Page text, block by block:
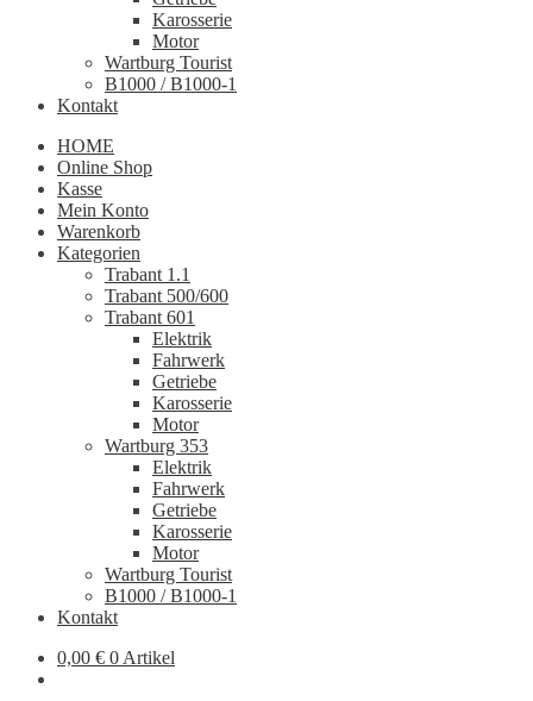
Karosserie
Motor
Wartburg Tourist
B1000 / B1000-1
Kontakt
HOME
Online Shop
Kasse
Mein Konto
Warenkorb
Kategorien
Trabant 1.1
Trabant 500/600
Trabant 601
Elektrik
Fahrwerk
Getriebe
Karosserie
Motor
Wartburg 353
Elektrik
Fahrwerk
Getriebe
Karosserie
Motor
Wartburg Tourist
B1000 / B1000-1
Kontakt
0,00 € 0 Artikel